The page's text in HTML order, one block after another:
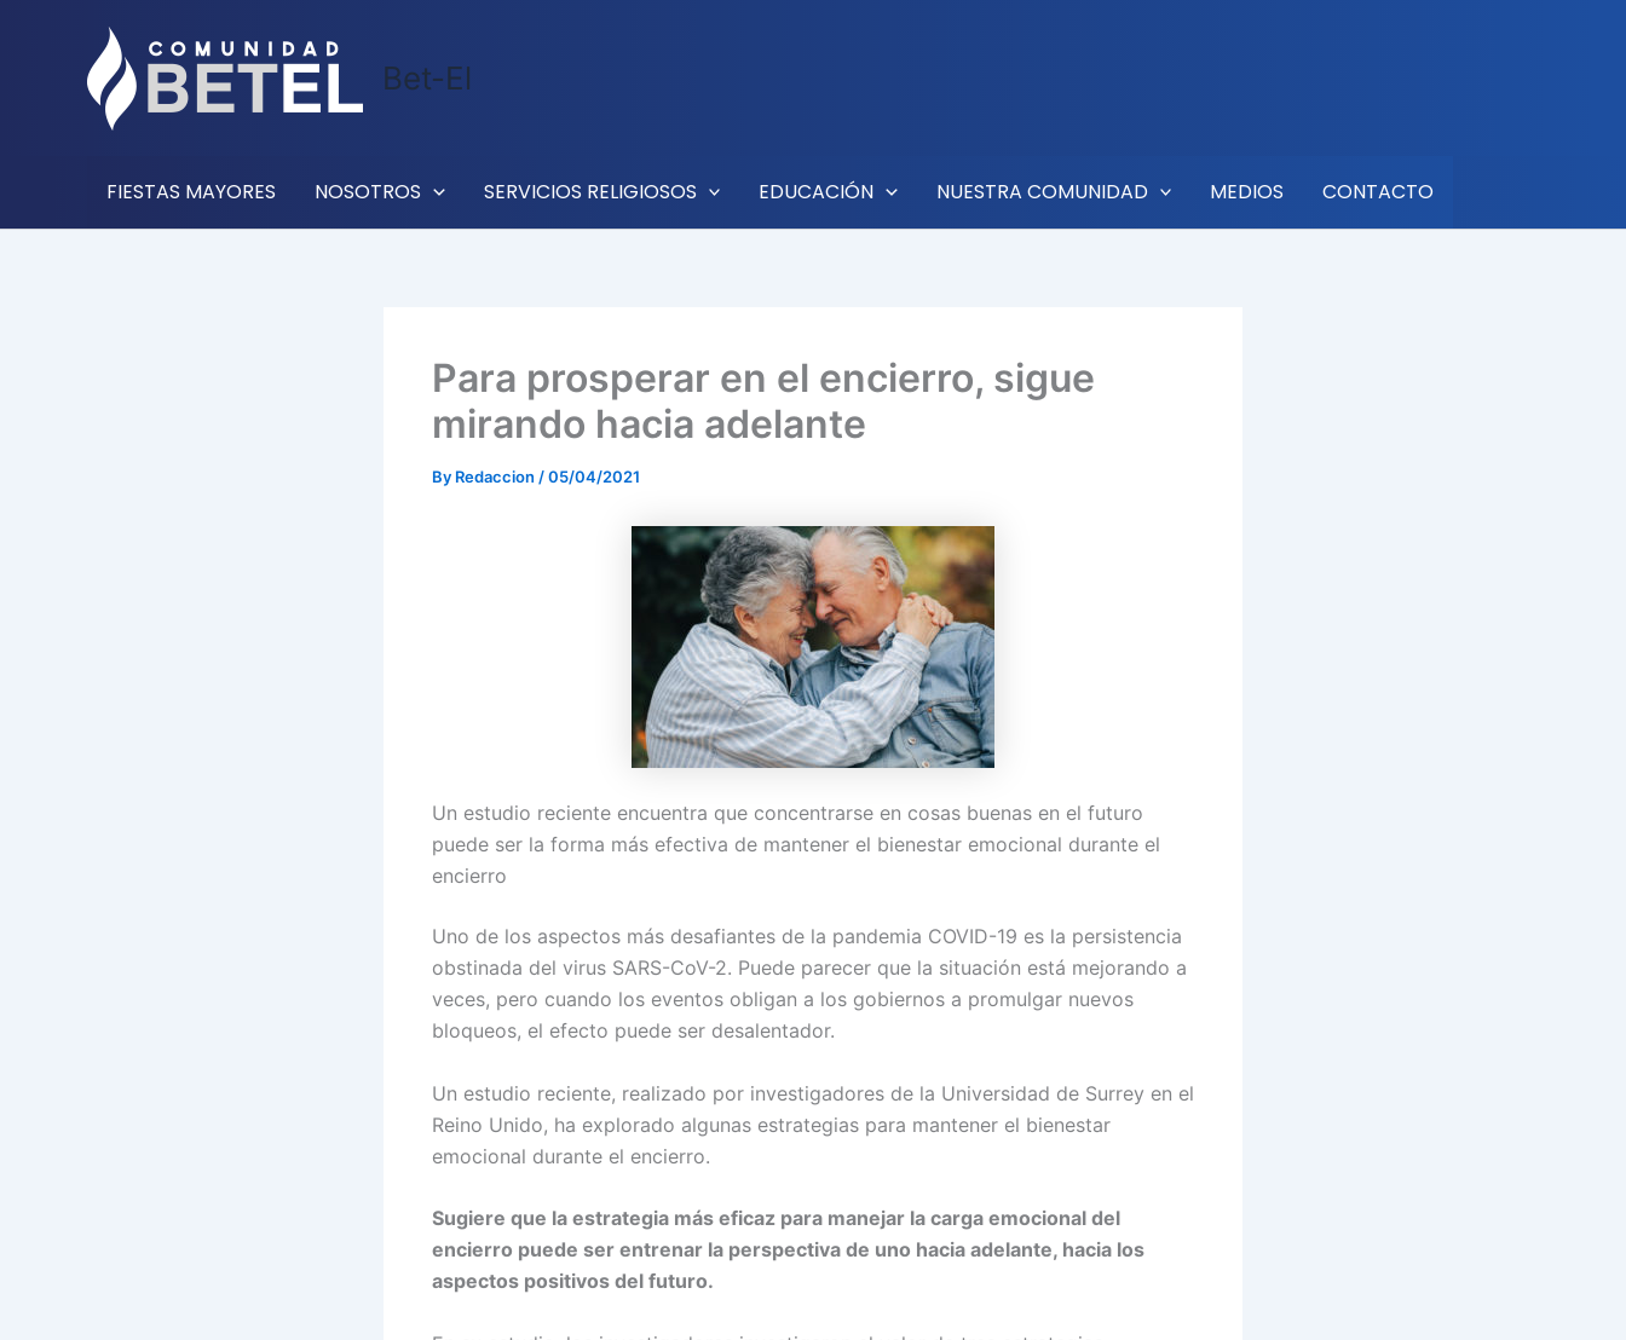
Bet-El
FIESTAS MAYORES NOSOTROS SERVICIOS RELIGIOSOS EDUCACIÓN NUESTRA COMUNIDAD MEDIOS CONTACTO
Para prosperar en el encierro, sigue
mirando hacia adelante
By Redaccion /05/04/2021
Un estudio reciente encuentra que concentrarse en cosas buenas en el futuro
puede ser la forma más efectiva de mantener el bienestar emocional durante el
encierro
Uno de los aspectos más desafiantes de la pandemia COVID-19 es la persistencia
obstinada del virus SARS-CoV-2. Puede parecer que la situación está mejorando a
veces, pero cuando los eventos obligan a los gobiernos a promulgar nuevos
bloqueos, el efecto puede ser desalentador.
Un estudio reciente, realizado por investigadores de la Universidad de Surrey en el
Reino Unido, ha explorado algunas estrategias para mantener el bienestar
emocional durante el encierro.
Sugiere que la estrategia más eficaz para manejar la carga emocional del
encierro puede ser entrenar la perspectiva de uno hacia adelante, hacia los
aspectos positivos del futuro.